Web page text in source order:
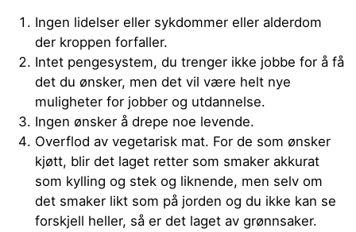
Ingen lidelser eller sykdommer eller alderdom
der kroppen forfaller.
Intet pengesystem, du trenger ikke jobbe for å få
det du ønsker, men det vil være helt nye
muligheter for jobber og utdannelse.
Ingen ønsker å drepe noe levende.
Overflod av vegetarisk mat. For de som ønsker
kjøtt, blir det laget retter som smaker akkurat
som kylling og stek og liknende, men selv om
det smaker likt som på jorden og du ikke kan se
forskjell heller, så er det laget av grønnsaker.